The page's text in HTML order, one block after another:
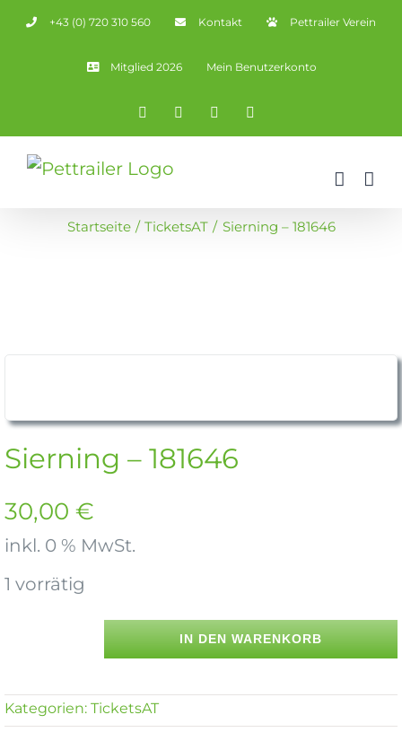
Zum
+43 (0) 720 310 560 Kontakt Pettrailer Verein
Mitglied 2026 Mein Benutzerkonto
Facebook YouTube
Startseite TicketsAT Sierning – 181646
Sierning – 181646
30,00 €
inkl. 0 % MwSt.
1 vorrätig
Sierning
181646
IN DEN WARENKORB
Kategorien: TicketsAT